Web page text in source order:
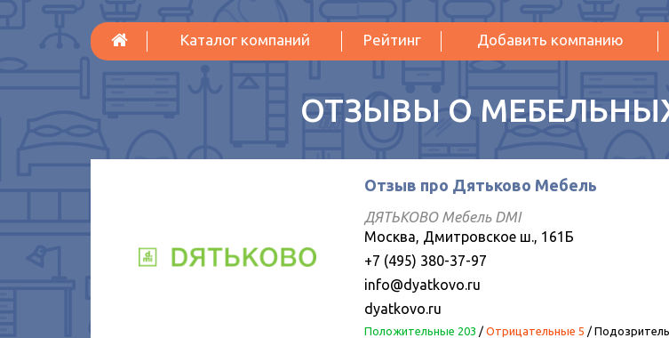
Каталог компаний Рейтинг Добавить компанию
ОТЗЫВЫ О
Отзыв про Дятьково Мебель
ДЯТЬКОВО Мебель DMI
Москва, Дмитровское ш., 161Б
+7 (495) 380-37-97
info@dyatkovo.ru
dyatkovo.ru
Положительные 203 / Отрицательные 5 /